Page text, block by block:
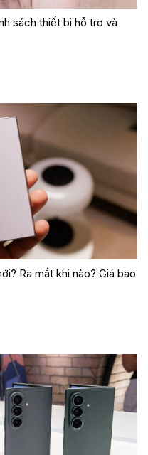
sách thiết bị hỗ trợ và
Ra mắt khi nào? Giá bao